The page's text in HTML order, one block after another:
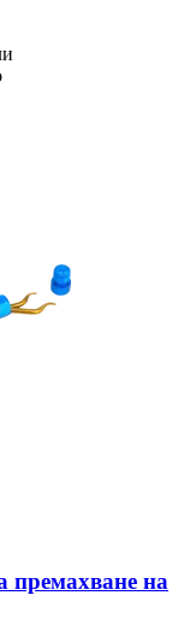
премахване на